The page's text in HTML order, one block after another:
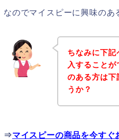
なのでマイスピーに興味のあ
ちなみに下
入すること
のある方は下
うか？
⇒マイスピーの商品を今すぐ